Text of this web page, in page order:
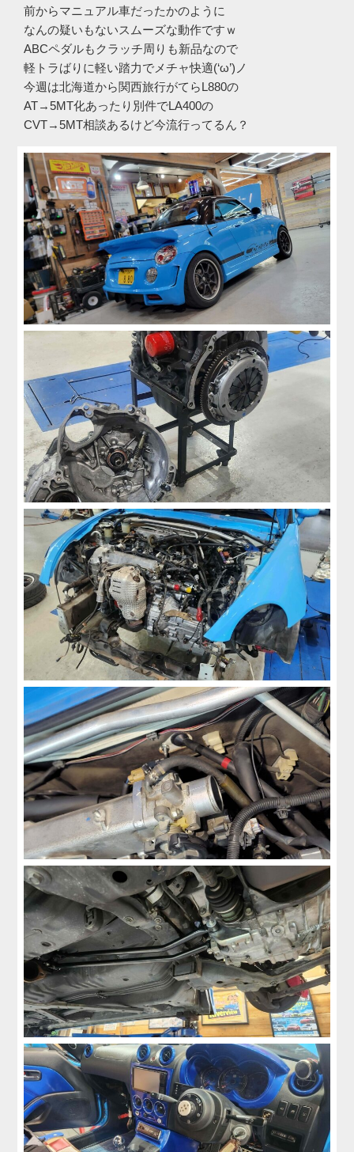
前からマニュアル車だったかのように
なんの疑いもないスムーズな動作ですｗ
ABCペダルもクラッチ周りも新品なので
軽トラばりに軽い踏力でメチャ快適(‘ω’)ノ
今週は北海道から関西旅行がてらL880の
AT→5MT化あったり別件でLA400の
CVT→5MT相談あるけど今流行ってるん？